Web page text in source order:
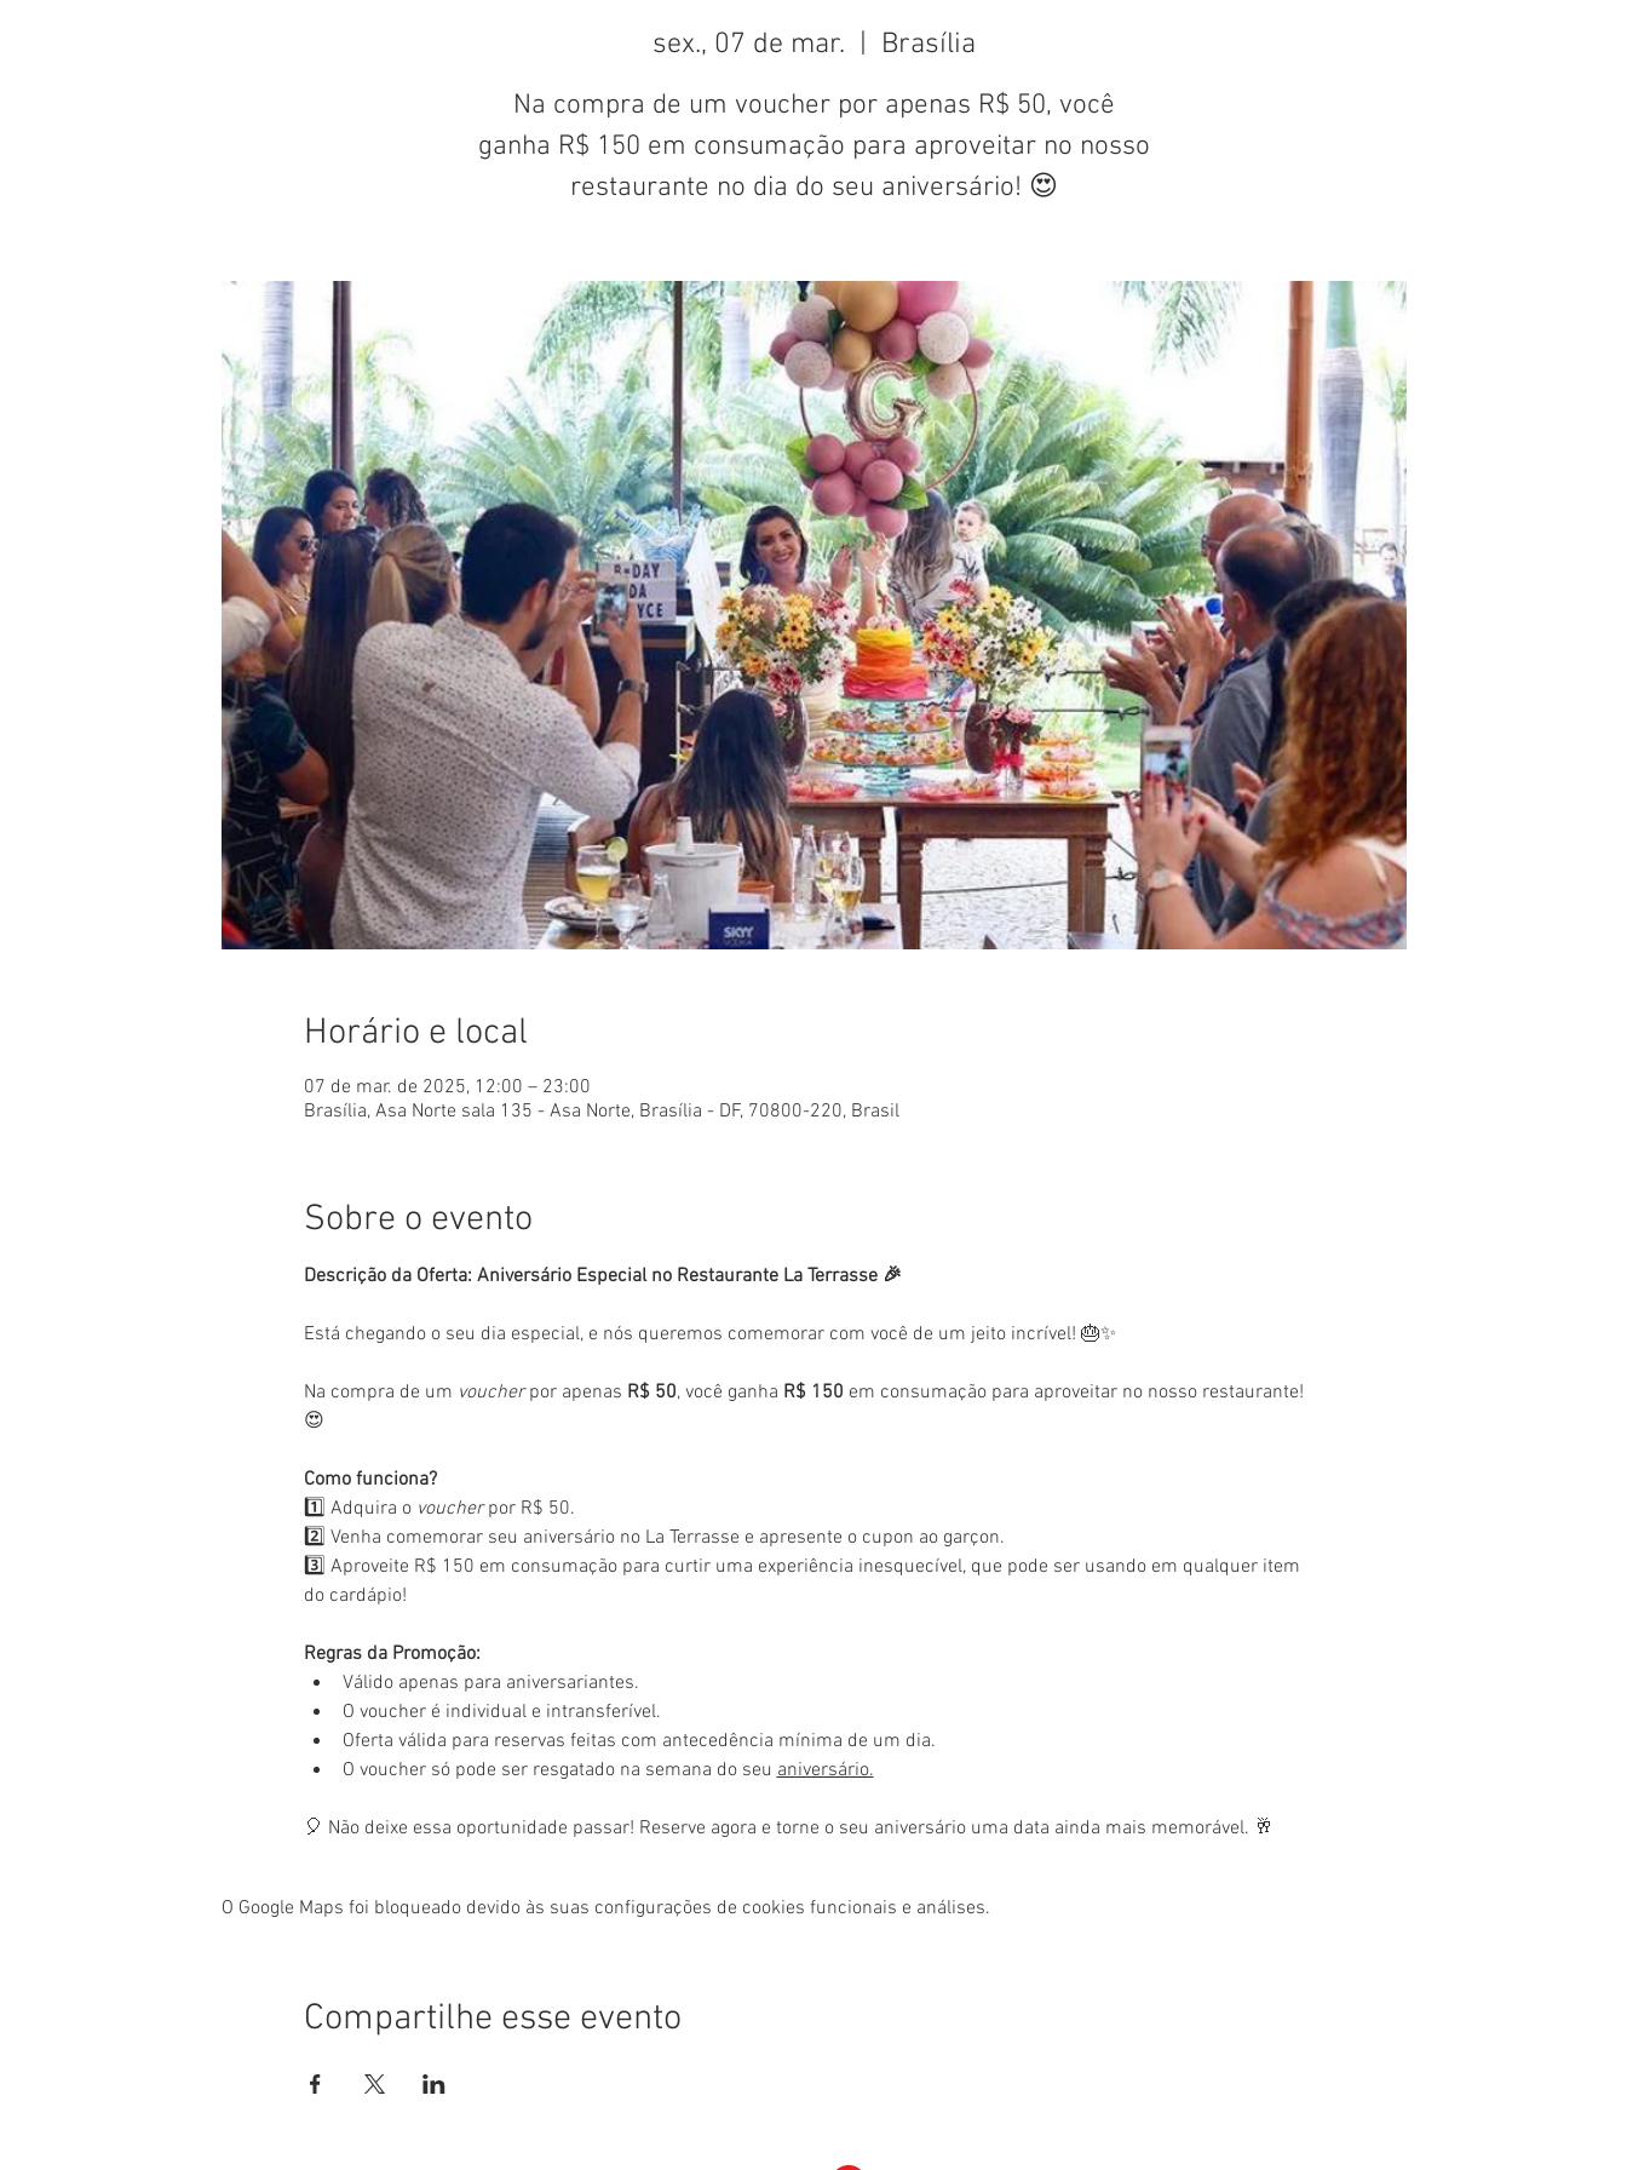
sex., 07 de mar.
Brasília
Na compra de um voucher por apenas R$ 50, você
ganha R$ 150 em consumação para aproveitar no nosso
restaurante no dia do seu aniversário! 😍
Horário e local
07 de mar. de 2025, 12:00 – 23:00
Brasília, Asa Norte sala 135 - Asa Norte, Brasília - DF, 70800-220, Brasil
Sobre o evento
Descrição da Oferta: Aniversário Especial no Restaurante La Terrasse 🎉
Está chegando o seu dia especial, e nós queremos comemorar com você de um jeito incrível! 🎂✨
Na compra de um voucher por apenas R$ 50, você ganha R$ 150 em consumação para aproveitar no nosso restaurante!
😍
Como funciona?
1️⃣ Adquira o voucher por R$ 50.
2️⃣ Venha comemorar seu aniversário no La Terrasse e apresente o cupon ao garçon.
3️⃣ Aproveite R$ 150 em consumação para curtir uma experiência inesquecível, que pode ser usando em qualquer item
do cardápio!
Regras da Promoção:
Válido apenas para aniversariantes.
O voucher é individual e intransferível.
Oferta válida para reservas feitas com antecedência mínima de um dia.
O voucher só pode ser resgatado na semana do seu aniversário.
🎈 Não deixe essa oportunidade passar! Reserve agora e torne o seu aniversário uma data ainda mais memorável. 🥂
O Google Maps foi bloqueado devido às suas configurações de cookies funcionais e análises.
Compartilhe esse evento